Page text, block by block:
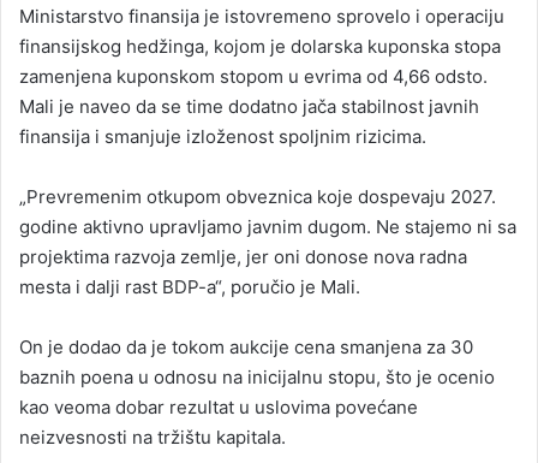
Ministarstvo finansija je istovremeno sprovelo i operaciju
finansijskog hedžinga, kojom je dolarska kuponska stopa
zamenjena kuponskom stopom u evrima od 4,66 odsto.
Mali je naveo da se time dodatno jača stabilnost javnih
finansija i smanjuje izloženost spoljnim rizicima.
„Prevremenim otkupom obveznica koje dospevaju 2027.
godine aktivno upravljamo javnim dugom. Ne stajemo ni sa
projektima razvoja zemlje, jer oni donose nova radna
mesta i dalji rast BDP-a“, poručio je Mali.
On je dodao da je tokom aukcije cena smanjena za 30
baznih poena u odnosu na inicijalnu stopu, što je ocenio
kao veoma dobar rezultat u uslovima povećane
neizvesnosti na tržištu kapitala.